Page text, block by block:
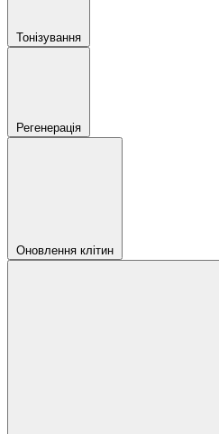
Тонізування
Регенерація
Оновлення клітин